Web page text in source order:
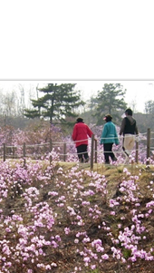
하
기
하
기